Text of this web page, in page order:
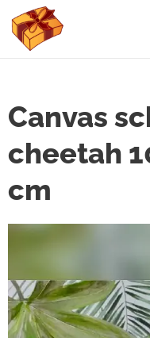
Canvas
cheetah
cm